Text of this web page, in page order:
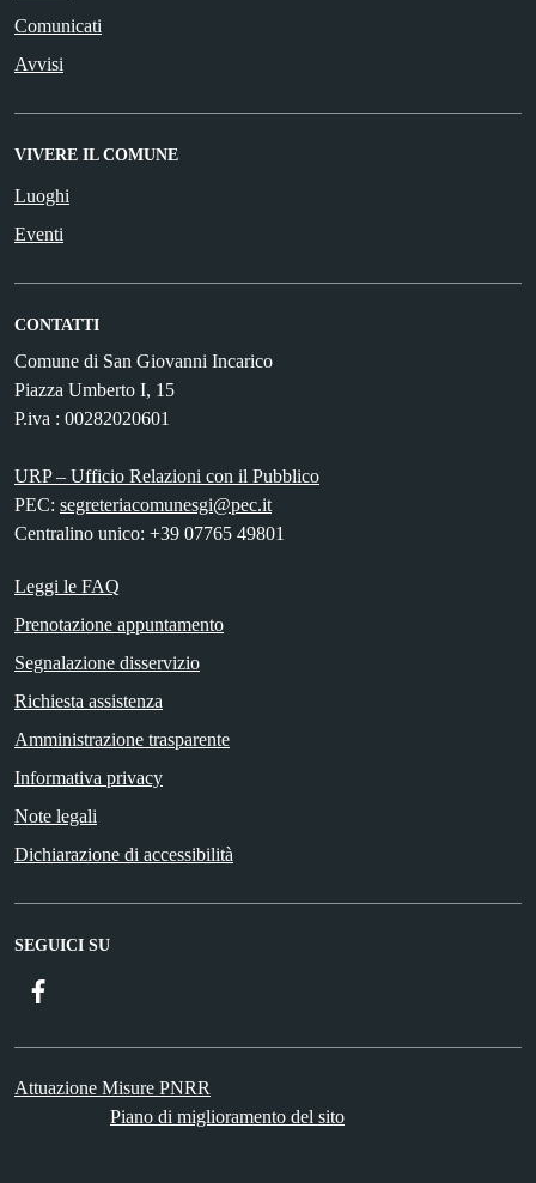
Comunicati
Avvisi
VIVERE IL COMUNE
Luoghi
Eventi
CONTATTI
Comune di San Giovanni Incarico
Piazza Umberto I, 15
P.iva : 00282020601
URP – Ufficio Relazioni con il Pubblico
PEC: segreteriacomunesgi@pec.it
Centralino unico: +39 07765 49801
Leggi le FAQ
Prenotazione appuntamento
Segnalazione disservizio
Richiesta assistenza
Amministrazione trasparente
Informativa privacy
Note legali
Dichiarazione di accessibilità
SEGUICI SU
Attuazione Misure PNRR
Piano di miglioramento del sito